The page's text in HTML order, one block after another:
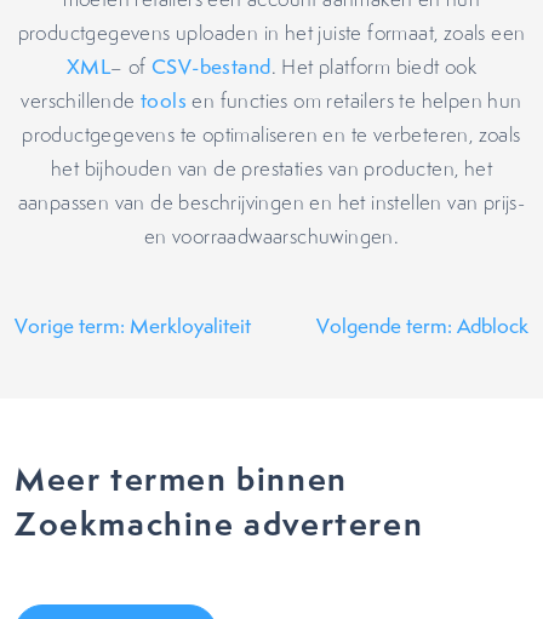
productgegevens uploaden in het juiste formaat, zoals een
XML– ofCSV-bestand. Het platform biedt ook
verschillende tools en functies om retailers te helpen hun
productgegevens te optimaliseren en te verbeteren, zoals
het bijhouden van de prestaties van producten, het
aanpassen van de beschrijvingen en het instellen van prijs-
en voorraadwaarschuwingen.
Vorige term: Merkloyaliteit Volgende term: Adblock
Meer termen binnen
Zoekmachine adverteren